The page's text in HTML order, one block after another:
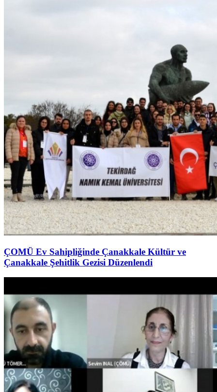
ÇOMÜ Ev Sahipliğinde Çanakkale Kültür ve
Çanakkale Şehitlik Gezisi Düzenlendi